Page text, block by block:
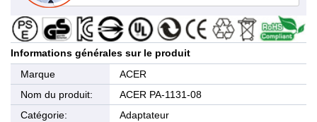
Informations générales sur le produit
Marque
ACER
Nom du produit:
ACER PA-1131-08
Catégorie:
Adaptateur